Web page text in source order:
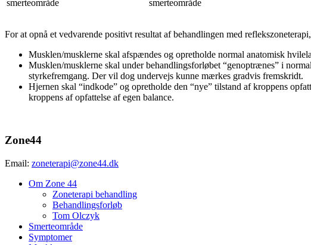
smerteområde
smerteområde
For at opnå et vedvarende positivt resultat af behandlingen med
Musklen/musklerne skal afspændes og opretholde normal anatomisk
Musklen/musklerne skal under behandlingsforløbet “genoptrænes” i
styrkefremgang. Der vil dog undervejs kunne mærkes gradvis fremskridt.
Hjernen skal “indkode” og opretholde den “nye” tilstand af kroppens
kroppens af opfattelse af egen balance.
Zone44
Email: zoneterapi@zone44.dk
Om Zone 44
Zoneterapi behandling
Behandlingsforløb
Tom Olczyk
Smerteområde
Symptomer